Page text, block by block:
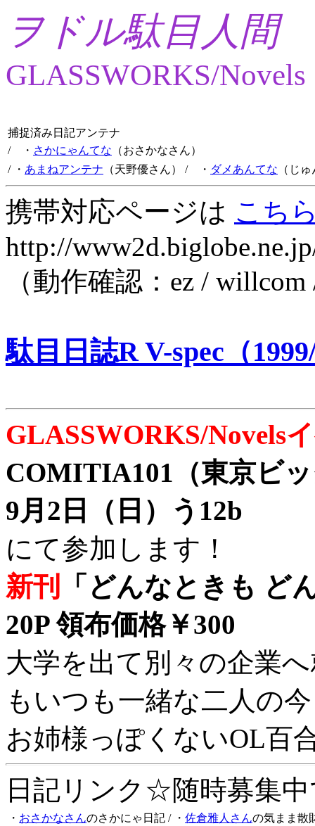
ヲドル駄目人間
GLASSWORKS/Novels
捕捉済み日記アンテナ
/ ・ さかにゃんてな （おさかなさん）
/ ・ あまねアンテナ （天野優さん） / ・ ダメあんてな （じ
携帯対応ページは こち
http://
（動作確認：ez /
駄目日誌R V-spec（
GLASSWORKS/Novels
COMITIA101（東京ビ
9月2日（日）う12b
にて参加します！
新刊
「どんなときも ど
20P 領布価格￥300
大学を出て別々の企業
もいつも一緒な二人の
お姉様っぽくないOL百
日記リンク☆随時募集
・ おさかなさんのさかにゃ日記 / ・ 佐倉雅人さんの気まま散